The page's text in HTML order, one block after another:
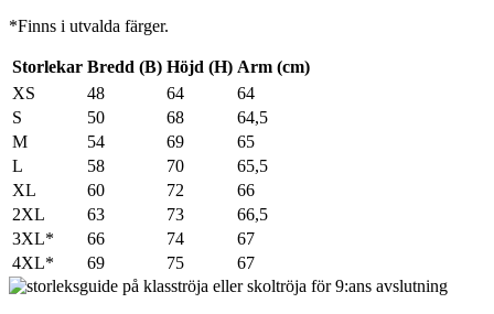
*Finns i utvalda färger.
Storlekar Bredd (B) Höjd (H) Arm (cm)
XS
48 64
64
S
50 68
64,5
M
54 69
65
L
58 70
65,5
XL
60 72
66
2XL
63 73
66,5
3XL*
66 74
67
4XL*
69 75 67